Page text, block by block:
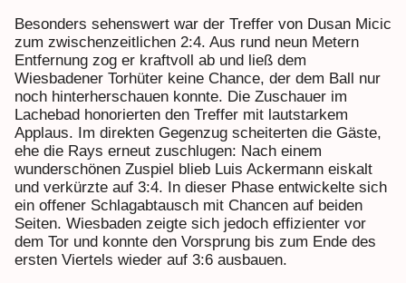
Besonders sehenswert war der Treffer von Dusan Micic
zum zwischenzeitlichen 2:4. Aus rund neun Metern
Entfernung zog er kraftvoll ab und ließ dem
Wiesbadener Torhüter keine Chance, der dem Ball nur
noch hinterherschauen konnte. Die Zuschauer im
Lachebad honorierten den Treffer mit lautstarkem
Applaus. Im direkten Gegenzug scheiterten die Gäste,
ehe die Rays erneut zuschlugen: Nach einem
wunderschönen Zuspiel blieb Luis Ackermann eiskalt
und verkürzte auf 3:4. In dieser Phase entwickelte sich
ein offener Schlagabtausch mit Chancen auf beiden
Seiten. Wiesbaden zeigte sich jedoch effizienter vor
dem Tor und konnte den Vorsprung bis zum Ende des
ersten Viertels wieder auf 3:6 ausbauen.